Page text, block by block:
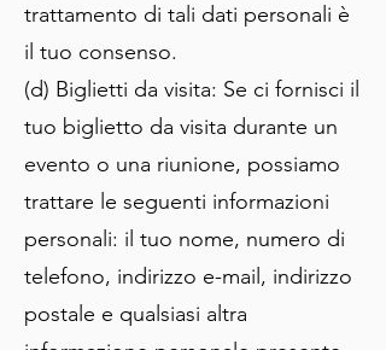
trattamento di tali dati personali è
il tuo consenso.
(d) Biglietti da visita: Se ci fornisci il
tuo biglietto da visita durante un
evento o una riunione, possiamo
trattare le seguenti informazioni
personali: il tuo nome, numero di
telefono, indirizzo e-mail, indirizzo
postale e qualsiasi altra